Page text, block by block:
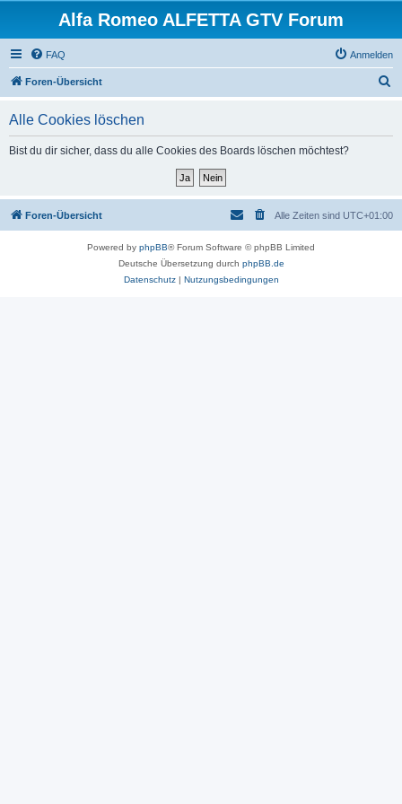
Alfa Romeo ALFETTA GTV Forum
FAQ Anmelden
Foren-Übersicht
Alle Cookies löschen
Bist du dir sicher, dass du alle Cookies des Boards löschen möchtest?
Foren-Übersicht Alle Zeiten sind UTC+01:00
Powered by phpBB® Forum Software © phpBB Limited
Deutsche Übersetzung durch phpBB.de
Datenschutz| Nutzungsbedingungen